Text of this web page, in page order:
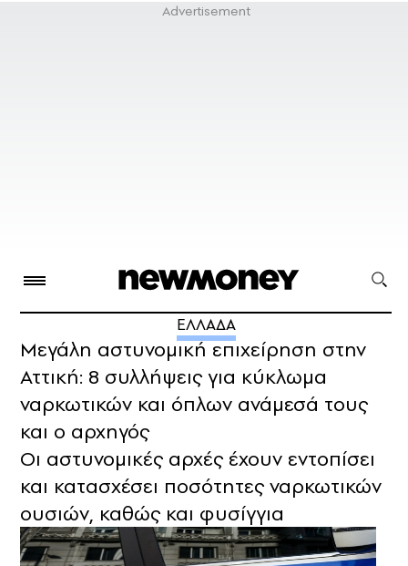
ΕΛΛΑΔΑ
Μεγάλη αστυνομική επιχείρηση στην
Αττική: 8 συλλήψεις για κύκλωμα
ναρκωτικών και όπλων ανάμεσά τους
και ο αρχηγός
Οι αστυνομικές αρχές έχουν εντοπίσει
και κατασχέσει ποσότητες ναρκωτικών
ουσιών, καθώς και φυσίγγια